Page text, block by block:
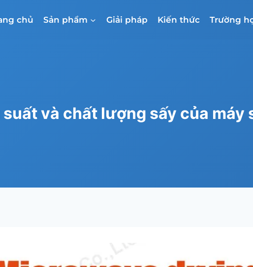
chủ Sản phẩm Giải pháp Kiến thức Trường
suất và chất lượng sấy của máy